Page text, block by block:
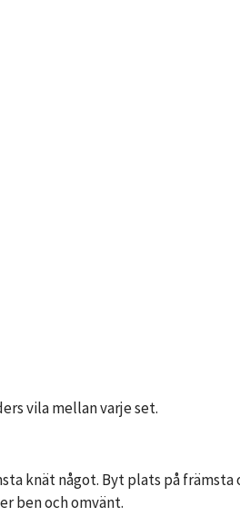
vila mellan varje set.
knät något. Byt plats på
ben och omvänt.